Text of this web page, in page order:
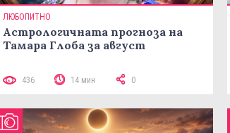
ЛЮБОПИТНО
Астрологичната прогноза на
Тамара Глоба за август
436 14 мин 0